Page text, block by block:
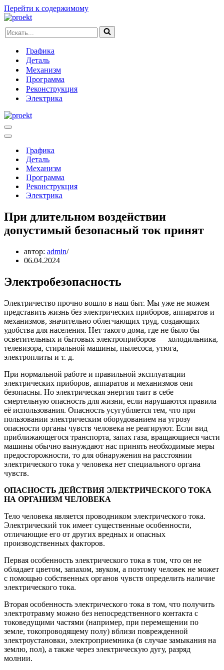
Перейти к содержимому
Искать...
Графика
Деталь
Механизм
Программа
Реконструкция
Электрика
Меню
навигации
Меню
навигацииГрафика
Деталь
Механизм
Программа
Реконструкция
Электрика
При длительном воздействии
допустимый безопасный ток принят
автор: admin
06.04.2024
Электробезопасность
Электричество прочно вошло в наш быт. Мы уже не можем
представить жизнь без электрических приборов, аппаратов и
механизмов, значительно облегчающих труд, создающих
удобства для населения. Нет такого дома, где не было бы
осветительных и бытовых электроприборов — холодильника,
телевизора, стиральной машины, пылесоса, утюга,
электроплиты и т. д.
При нормальной работе и правильной эксплуатации
электрических приборов, аппаратов и механизмов они
безопасны. Но электрическая энергия таит в себе
смертельную опасность для жизни, если нарушаются правила
её использования. Опасность усугубляется тем, что при
пользовании электрическим оборудованием на угрозу
опасности органы чувств человека не реагируют. Если вид
приближающегося транспорта, запах газа, вращающиеся части
машины обычно вынуждают нас принять необходимые меры
предосторожности, то для обнаружения на расстоянии
электрического тока у человека нет специального органа
чувств.
ОПАСНОСТЬ ДЕЙСТВИЯ ЭЛЕКТРИЧЕСКОГО ТОКА
НА ОРГАНИЗМ ЧЕЛОВЕКА
Тело человека является проводником электрического тока.
Электрический ток имеет существенные особенности,
отличающие его от других вредных и опасных
производственных факторов.
Первая особенность электрического тока в том, что он не
обладает цветом, запахом, звуком, а поэтому человек не может
с помощью собственных органов чувств определить наличие
электрического тока.
Вторая особенность электрического тока в том, что получить
электротравму можно без непосредственного контакта с
токоведущими частями (например, при перемещении по
земле, токопроводящему полу) вблизи поврежденной
электроустановки, электроприемника (в случае замыкания на
землю, пол), а также через электрическую дугу, разряд
молнии.